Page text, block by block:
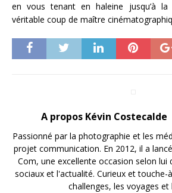
en vous tenant en haleine jusqu’à la
véritable coup de maître
A propos Kévin Costecalde
Passionné par la photographie et les
projet communication. En 2012, il a
Com, une excellente occasion selon lui
sociaux et l'actualité. Curieux et touche-
challenges, les voyages et